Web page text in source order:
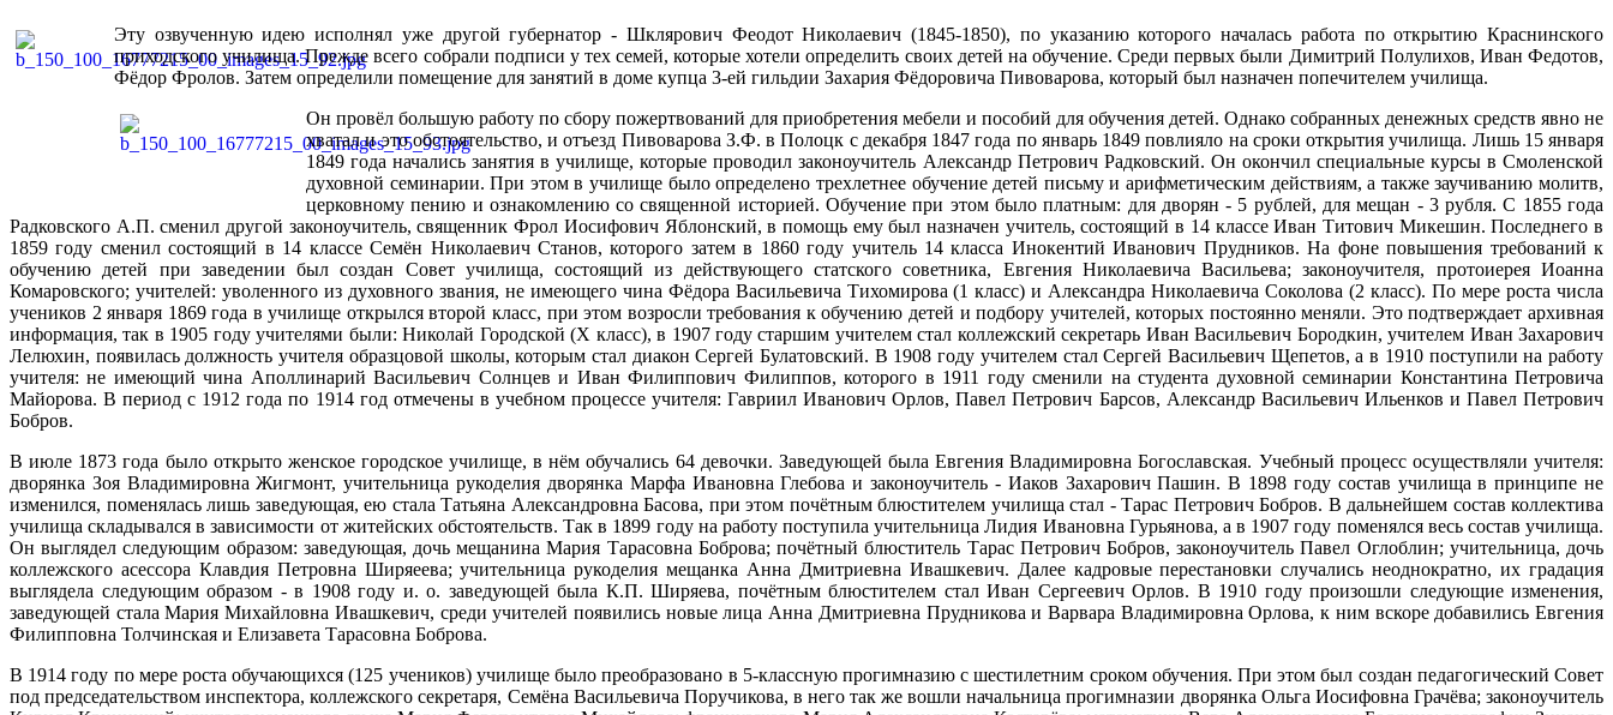
Эту озвученную идею исполнял уже другой губернатор - Шклярович Феодот Николаевич (1845-1850), по указанию которого началась работа по открытию Краснинского
приходского училища. Прежде всего собрали подписи у тех семей, которые хотели определить своих детей на обучение. Среди первых были Димитрий Полулихов, Иван Федотов,
Фёдор Фролов. Затем определили помещение для занятий в доме купца 3-ей гильдии Захария Фёдоровича Пивоварова, который был назначен попечителем училища.
Он провёл большую работу по сбору пожертвований для приобретения мебели и пособий для обучения детей. Однако собранных денежных средств явно не
хватал и это обстоятельство, и отъезд Пивоварова З.Ф. в Полоцк с декабря 1847 года по январь 1849 повлияло на сроки открытия училища. Лишь 15 января
1849 года начались занятия в училище, которые проводил законоучитель Александр Петрович Радковский. Он окончил специальные курсы в Смоленской
духовной семинарии. При этом в училище было определено трехлетнее обучение детей письму и арифметическим действиям, а также заучиванию молитв,
церковному пению и ознакомлению со священной историей. Обучение при этом было платным: для дворян - 5 рублей, для мещан - 3 рубля. С 1855 года
Радковского А.П. сменил другой законоучитель, священник Фрол Иосифович Яблонский, в помощь ему был назначен учитель, состоящий в 14 классе Иван Титович Микешин. Последнего в
1859 году сменил состоящий в 14 классе Семён Николаевич Станов, которого затем в 1860 году учитель 14 класса Инокентий Иванович Прудников. На фоне повышения требований к
обучению детей при заведении был создан Совет училища, состоящий из действующего статского советника, Евгения Николаевича Васильева; законоучителя, протоиерея Иоанна
Комаровского; учителей: уволенного из духовного звания, не имеющего чина Фёдора Васильевича Тихомирова (1 класс) и Александра Николаевича Соколова (2 класс). По мере роста числа
учеников 2 января 1869 года в училище открылся второй класс, при этом возросли требования к обучению детей и подбору учителей, которых постоянно меняли. Это подтверждает архивная
информация, так в 1905 году учителями были: Николай Городской (Х класс), в 1907 году старшим учителем стал коллежский секретарь Иван Васильевич Бородкин, учителем Иван Захарович
Лелюхин, появилась должность учителя образцовой школы, которым стал диакон Сергей Булатовский. В 1908 году учителем стал Сергей Васильевич Щепетов, а в 1910 поступили на работу
учителя: не имеющий чина Аполлинарий Васильевич Солнцев и Иван Филиппович Филиппов, которого в 1911 году сменили на студента духовной семинарии Константина Петровича
Майорова. В период с 1912 года по 1914 год отмечены в учебном процессе учителя: Гавриил Иванович Орлов, Павел Петрович Барсов, Александр Васильевич Ильенков и Павел Петрович
Бобров.
В июле 1873 года было открыто женское городское училище, в нём обучались 64 девочки. Заведующей была Евгения Владимировна Богославская. Учебный процесс осуществляли учителя:
дворянка Зоя Владимировна Жигмонт, учительница рукоделия дворянка Марфа Ивановна Глебова и законоучитель - Иаков Захарович Пашин. В 1898 году состав училища в принципе не
изменился, поменялась лишь заведующая, ею стала Татьяна Александровна Басова, при этом почётным блюстителем училища стал - Тарас Петрович Бобров. В дальнейшем состав коллектива
училища складывался в зависимости от житейских обстоятельств. Так в 1899 году на работу поступила учительница Лидия Ивановна Гурьянова, а в 1907 году поменялся весь состав училища.
Он выглядел следующим образом: заведующая, дочь мещанина Мария Тарасовна Боброва; почётный блюститель Тарас Петрович Бобров, законоучитель Павел Оглоблин; учительница, дочь
коллежского асессора Клавдия Петровна Ширяеева; учительница рукоделия мещанка Анна Дмитриевна Ивашкевич. Далее кадровые перестановки случались неоднократно, их градация
выглядела следующим образом - в 1908 году и. о. заведующей была К.П. Ширяева, почётным блюстителем стал Иван Сергеевич Орлов. В 1910 году произошли следующие изменения,
заведующей стала Мария Михайловна Ивашкевич, среди учителей появились новые лица Анна Дмитриевна Прудникова и Варвара Владимировна Орлова, к ним вскоре добавились Евгения
Филипповна Толчинская и Елизавета Тарасовна Боброва.
В 1914 году по мере роста обучающихся (125 учеников) училище было преобразовано в 5-классную прогимназию с шестилетним сроком обучения. При этом был создан педагогический Совет
под председательством инспектора, коллежского секретаря, Семёна Васильевича Поручикова, в него так же вошли начальница прогимназии дворянка Ольга Иосифовна Грачёва; законоучитель